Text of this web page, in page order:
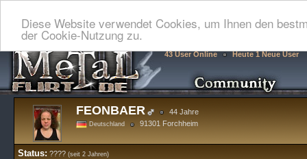
Diese Website verwendet Cookies, um Ihnen den
der Cookie-Nutzung zu.
43 User Online Heute 1 Neue User
FEONBAER 44 Jahre
Deutschland 91301 Forchheim
Status: ???? (seit 2 Jahren)